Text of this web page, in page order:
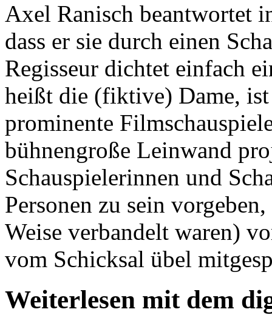
Axel Ranisch beantwortet
dass er sie durch einen
Regisseur dichtet einfach
heißt die (fiktive) Dame, ist
prominente
bühnengroße Leinwand
Schauspielerinnen und
Personen zu sein
Weise verbandelt waren)
vom Schicksal übel
Weiterlesen mit dem